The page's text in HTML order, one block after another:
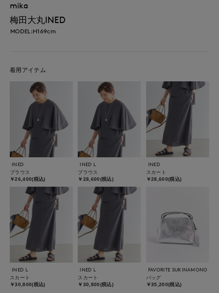
mika
梅田大丸INED
MODEL:H169cm
着用アイテム
INED
ブラウス
￥26,400(税込)
INED L
ブラウス
￥28,600(税込)
INED
スカート
￥28,600(税込)
INED L
スカート
￥30,800(税込)
INED L
スカート
￥30,800(税込)
FAVORITE SUKINAMONO
バッグ
￥35,200(税込)